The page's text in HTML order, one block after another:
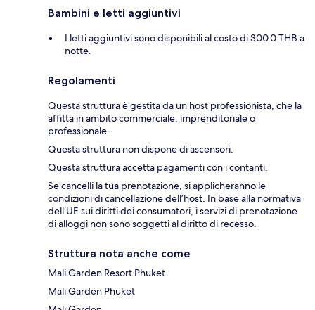
Bambini e letti aggiuntivi
I letti aggiuntivi sono disponibili al costo di 300.0 THB a
notte.
Regolamenti
Questa struttura è gestita da un host professionista, che la
affitta in ambito commerciale, imprenditoriale o
professionale.
Questa struttura non dispone di ascensori.
Questa struttura accetta pagamenti con i contanti.
Se cancelli la tua prenotazione, si applicheranno le
condizioni di cancellazione dell’host. In base alla normativa
dell’UE sui diritti dei consumatori, i servizi di prenotazione
di alloggi non sono soggetti al diritto di recesso.
Struttura nota anche come
Mali Garden Resort Phuket
Mali Garden Phuket